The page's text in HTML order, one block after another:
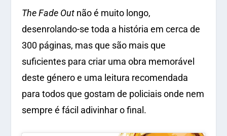
The Fade Outnão é muito longo,
desenrolando-se toda a história em cerca de
300 páginas, mas que são mais que
suficientes para criar uma obra memorável
deste género e uma leitura recomendada
para todos que gostam de policiais onde nem
sempre é fácil adivinhar o final.